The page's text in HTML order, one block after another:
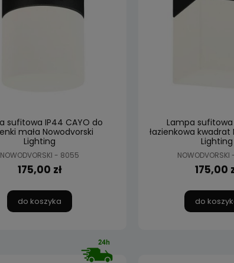
sufitowa IP44 CAYO do
mała Nowodvorski
Lighting
NOWODVORSKI - 8055
175,00 zł
do koszyka
Lampa sufitowa
łazienkowa kwadrat
Lighting
175,00
do